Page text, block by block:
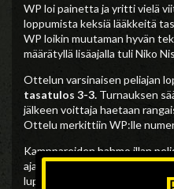
WP loi painetta ja yritti vielä
loppumista keksiä lääkkeitä
WP loikin muutaman hyvän
määrätyllä lisäajalla tuli Niko
Ottelun varsinaisen peliajan
tasatulos 3-3. Turnauksen
jälkeen voittaja haetaan
Ottelu merkittiin WP:lle
Kamppareiden hahmo illan
ajan, on ollut Kalle Lempinen,
lupaavalta.